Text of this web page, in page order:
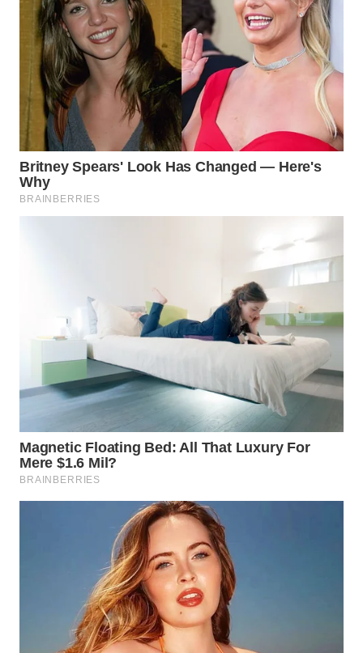
SERIBU
WN
TANGERANG
WN
BINJAI
WN
CIREBON
MAJALENGKA
WN
SUKABUMI
PRIANGAN
TIMUR